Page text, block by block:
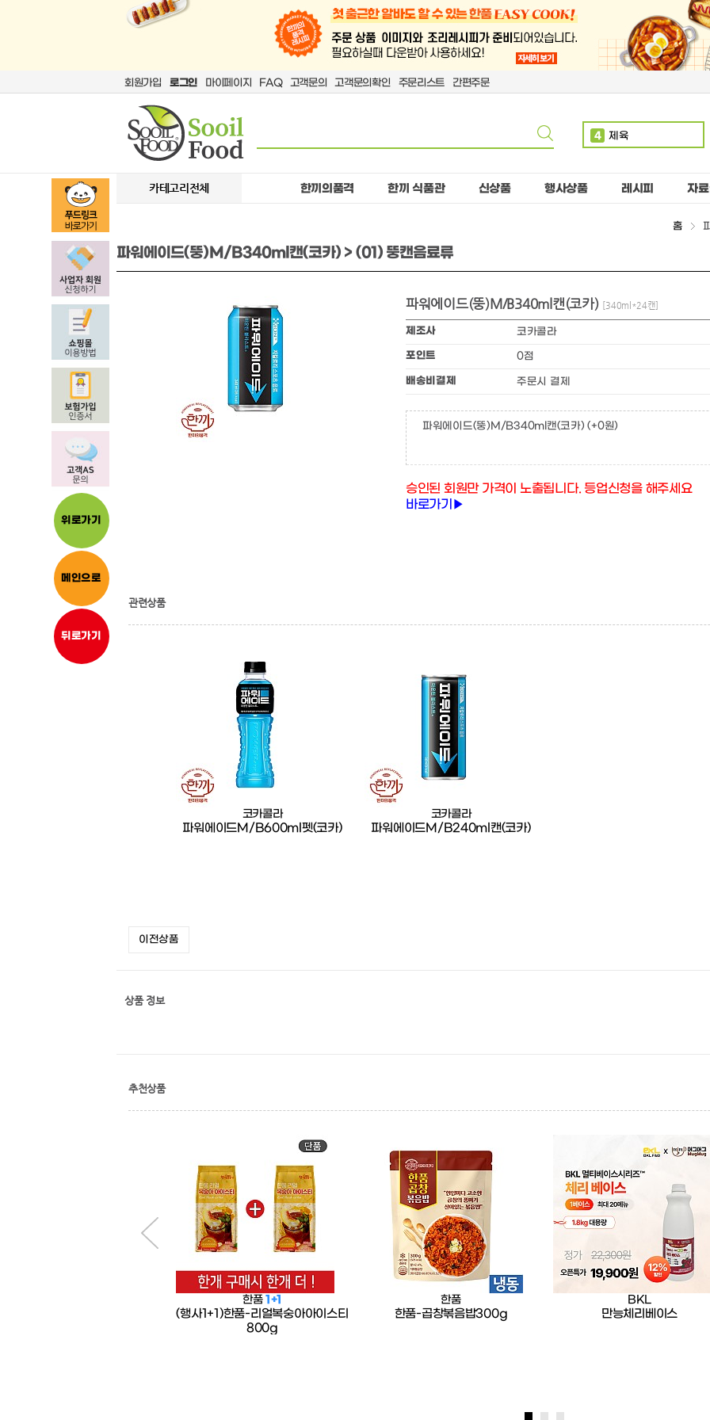
회원가입 로그인 마이페이지 FAQ 고객문의 고객문의확인 주문리스트 간편주문
4 제육
치킨
1 만두
위로가기
메인으로
뒤로가기
카테고리전체 한끼의품격 한끼 식품관 신상품 행사상품 레시피 자
홈
파워에이드(뚱)M/B340ml캔(코카) > (01) 뚱캔음료류
파워에이드(뚱)M/B340ml캔(코카) [340ml*24캔]
제조사 코카콜라
포인트 0점
배송비결제 주문시 결제
파워에이드(뚱)M/B340ml캔(코카) (+0원)
승인된 회원만 가격이 노출됩니다. 등업신청을 해주세요
바로가기▶
관련상품
코카콜라
파워에이드M/B600ml펫(코카)
코카콜라
파워에이드M/B240ml캔(코카)
이전상품
상품 정보
추천상품
한품 1+1
(행사1+1)한품-리얼복숭아아이스티
800g
한품
한품-곱창볶음밥300g
BKL
만능체리베이스